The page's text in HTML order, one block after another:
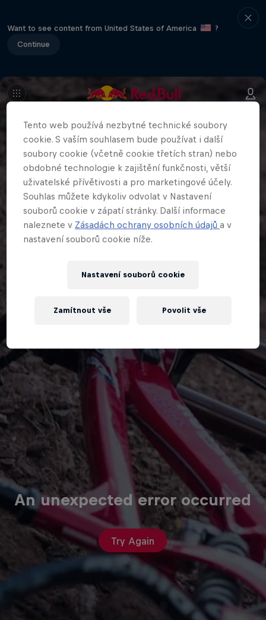
Want to see content from United States of America
?
Continue
An unexpected error occurred
Try Again
Tento web používá nezbytné technické soubory
cookie. S vaším souhlasem bude používat i další
soubory cookie (včetně cookie třetích stran) nebo
obdobné technologie k zajištění funkčnosti, větší
uživatelské přívětivosti a pro marketingové účely.
Souhlas můžete kdykoliv odvolat v Nastavení
souborů cookie v zápatí stránky. Další informace
naleznete v Zásadách ochrany osobních údajůa v
nastavení souborů cookie níže.
Nastavení souborů cookie
Zamítnout vše Povolit vše